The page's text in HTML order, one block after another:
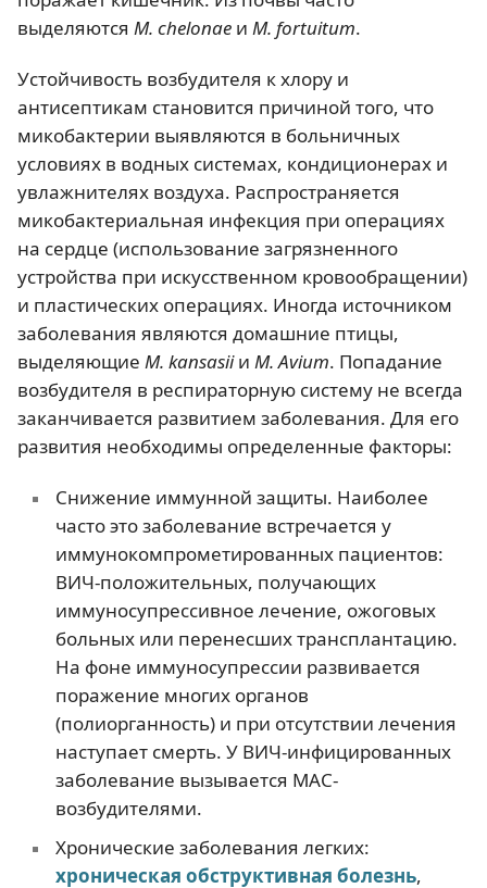
выделяются M. chelonae и M. fortuitum.
Устойчивость возбудителя к хлору и
антисептикам становится причиной того, что
микобактерии выявляются в больничных
условиях в водных системах, кондиционерах и
увлажнителях воздуха. Распространяется
микобактериальная инфекция при операциях
на сердце (использование загрязненного
устройства при искусственном кровообращении)
и пластических операциях. Иногда источником
заболевания являются домашние птицы,
выделяющие M. kansasiiи M. Avium. Попадание
возбудителя в респираторную систему не всегда
заканчивается развитием заболевания. Для его
развития необходимы определенные факторы:
Снижение иммунной защиты. Наиболее
часто это заболевание встречается у
иммунокомпрометированных пациентов:
ВИЧ-положительных, получающих
иммуносупрессивное лечение, ожоговых
больных или перенесших трансплантацию.
На фоне иммуносупрессии развивается
поражение многих органов
(полиорганность) и при отсутствии лечения
наступает смерть. У ВИЧ-инфицированных
заболевание вызывается МАС-
возбудителями.
Хронические заболевания легких:
хроническая обструктивная болезнь,